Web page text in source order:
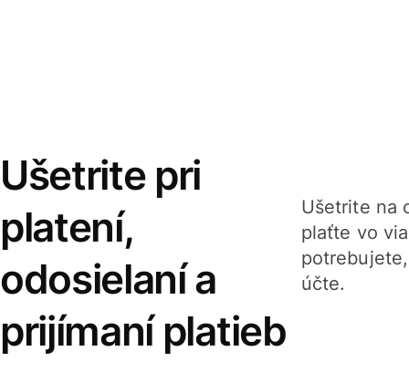
Ušetrite pri
platení,
odosielaní a
prijímaní platieb
Ušetrite na
plaťte vo
účte.